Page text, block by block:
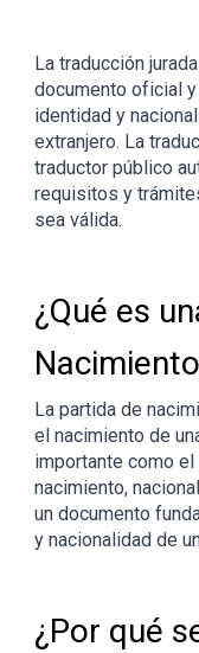
La traducción
documento oficial
identidad y
extranjero. La
traductor público
requisitos y
sea válida.
¿Qué es
La partida de
el nacimiento de
importante como
nacimiento,
un documento
y nacionalidad de
¿Por qué